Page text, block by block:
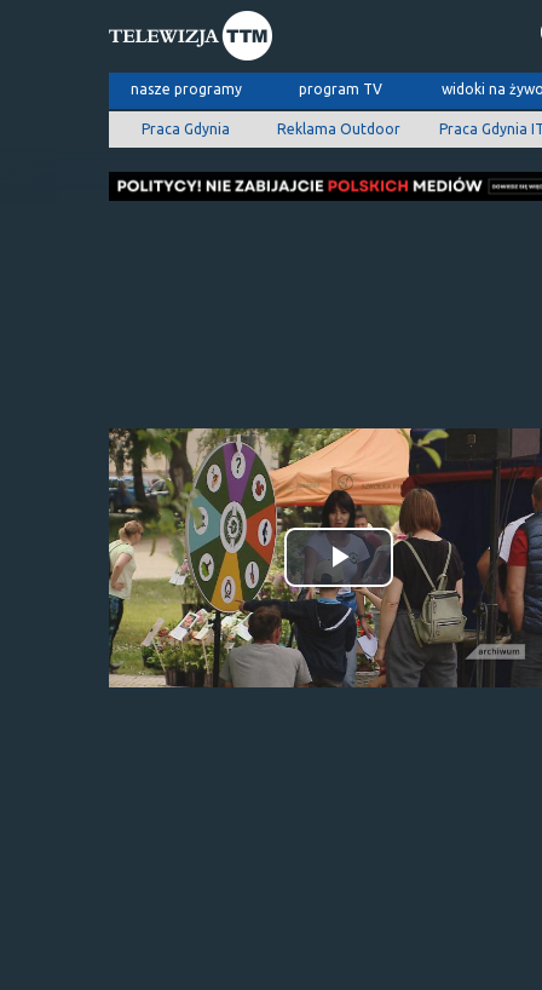
nasze programy program TV widoki na
Praca Gdynia Reklama Outdoor Praca Gdynia
Odtwórz
wideo